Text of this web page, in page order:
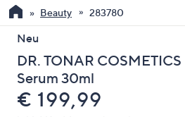
Sie
die
Pfeiltasten
nach
oben
und
nach
Beauty 283780
Neu
DR. TONAR
Serum 30ml
Gelöscht
€ 199,99